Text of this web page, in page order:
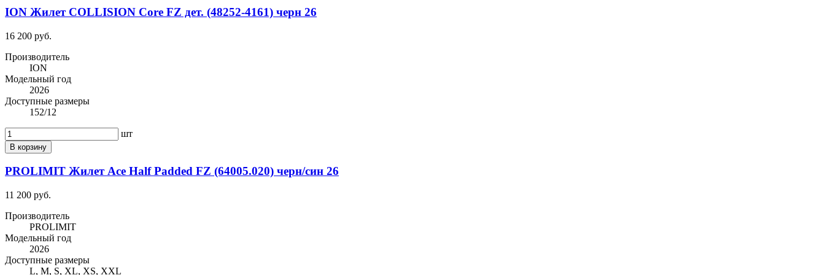
ION Жилет COLLISION Core FZ дет. (48252-4161) черн 26
16 200 руб.
Производитель
ION
Модельный год
2026
Доступные размеры
152/12
шт
В корзину
PROLIMIT Жилет Ace Half Padded FZ (64005.020) черн/cин 26
11 200 руб.
Производитель
PROLIMIT
Модельный год
2026
Доступные размеры
L, M, S, XL, XS, XXL